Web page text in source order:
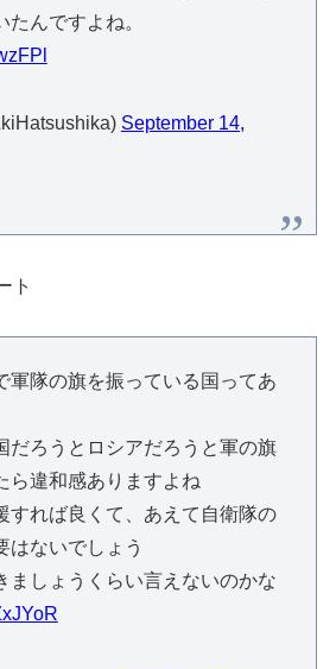
んですよね。
September 14,
ト
軍隊の旗を振っている国ってあ
だろうとロシアだろうと軍の旗
ら違和感ありますよね
すれば良くて、あえて自衛隊の
はないでしょう
ましょうくらい言えないのかな